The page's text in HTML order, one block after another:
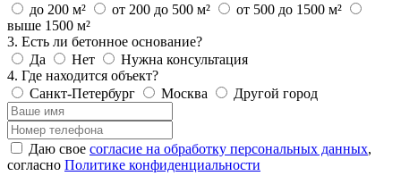
до 200 м²
от 200 до 500 м²
от 500 до 1500 м²
выше 1500 м²
3. Есть ли бетонное основание?
Да
Нет
Нужна консультация
4. Где находится объект?
Санкт-Петербург
Москва Другой город
Даю свое согласие на обработку персональных данных,
согласно Политике конфиденциальности